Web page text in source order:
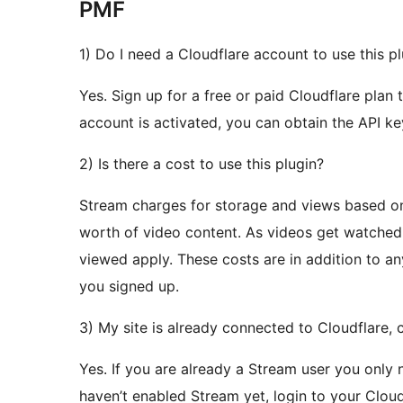
PMF
1) Do I need a Cloudflare account to use this
Yes. Sign up for a free or paid Cloudflare plan
account is activated, you can obtain the API
2) Is there a cost to use this plugin?
Stream charges for storage and views based
worth of video content. As videos get
viewed apply. These costs are in addition to
you signed up.
3) My site is already connected to Cloudflare,
Yes. If you are already a Stream user you
haven’t enabled Stream yet, login to your